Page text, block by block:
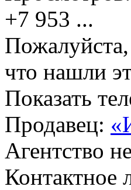
+7 953 ...
что нашли
Показать
Продавец:
Агентство
Контактное